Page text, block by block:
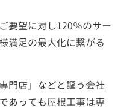
要望に対し120％のサー
満足の最大化に繋がる
門店」などと謳う会社
あっても屋根工事は専